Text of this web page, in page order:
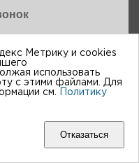
на
Метрику и cookies
использовать
с этими файлами. Для
см.
Политику
Отказаться